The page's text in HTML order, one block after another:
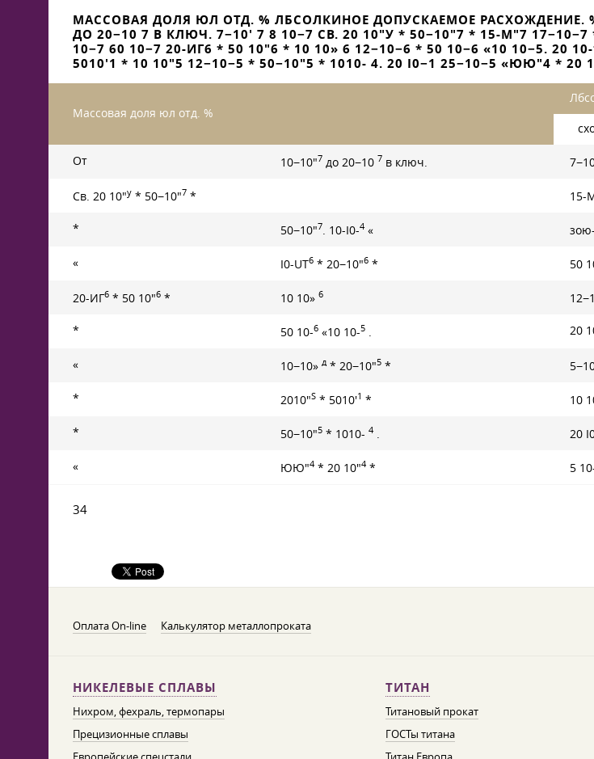
МАССОВАЯ ДОЛЯ ЮЛ ОТД. % ЛБСОЛКИНОЕ ДОПУСКАЕМОЕ
ДО 20−10 7 В КЛЮЧ. 7−10' 7 8 10−7 СВ. 20 10"У * 50−10"7 * 15-М"7
10−7 60 10−7 20-ИГ6 * 50 10"6 * 10 10» 6 12−10−6 * 50 10−6 «10 10−5. 20
5010'1 * 10 10"5 12−10−5 * 50−10"5 * 1010- 4. 20 I0−1 25−10−5 «ЮЮ"4 * 20
Массовая доля юл отд. %
От 10−10"7 до 20−10 7 в ключ.
Св. 20 10"у * 50−10"7 * 15-
* 50−10"7 . 10-I0-4 « зою-
« I0-UT6 * 20−10"6 * 50
20-ИГ6 * 50 10"6 * 10 10» 6
* 50 10-6 «10 10-5 20
« 10−10» д * 20−10"5 *
* 2010"S * 5010'1 * 10
* 50−10"5 * 1010- 4 20
« ЮЮ"4 * 20 10"4 * 5
34
Оплата On-line Калькулятор металлопроката
НИКЕЛЕВЫЕ СПЛАВЫ
Нихром, фехраль, термопары
Прецизионные сплавы
ТИТАН
Титановый прокат
ГОСТы титана